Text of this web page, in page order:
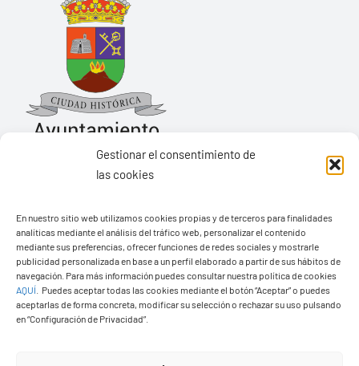
Gestionar el consentimiento de
las cookies
En nuestro sitio web utilizamos cookies propias y de terceros para finalidades
analíticas mediante el análisis del tráfico web, personalizar el contenido
mediante sus preferencias, ofrecer funciones de redes sociales y mostrarle
publicidad personalizada en base a un perfil elaborado a partir de sus hábitos de
navegación. Para más información puedes consultar nuestra política de cookies
AQUÍ
Puedes aceptar todas las cookies mediante el botón “Aceptar” o puedes
aceptarlas de forma concreta, modificar su selección o rechazar su uso pulsando
en “Configuración de Privacidad”.
Pza. de Los Remedios, 1
35570 – Yaiza
Tel:928 83 62 20